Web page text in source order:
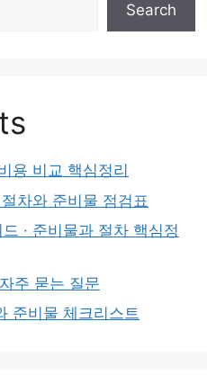
Search
용 비교 핵심정리
차와 준비물 점검표
· 준비물과 절차 핵심정
주 묻는 질문
준비물 체크리스트